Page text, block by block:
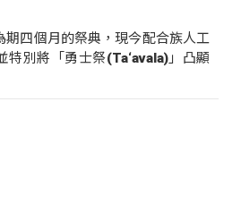
期四個月的祭典，現今配合族人工
特別將「勇士祭(Ta‘avala)」凸顯